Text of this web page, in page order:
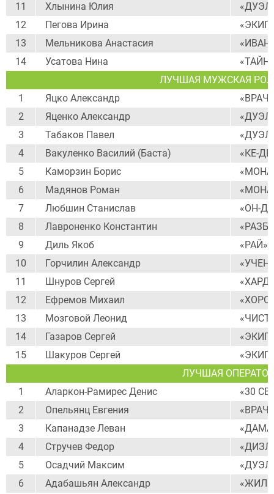
11
Хлынина Юлия
12
Пегова Ирина
13
Мельникова Анастасия
14
Усатова Нина
ЛУЧШАЯ МУЖСКАЯ
1
Яцко Александр
«ВРАЧ»
2
Яценко Александр
3
Табаков Павел
4
Вакуленко Василий (Баста)
«КЕ-
5
Каморзин Борис
6
Мадянов Роман
7
Любшин Станислав
«ОН-
8
Лавроненко Константин
9
Диль Якоб
«РАЙ»
10
Горчилин Александр
11
Шнуров Сергей
12
Ефремов Михаил
13
Мозговой Леонид
14
Газаров Сергей
15
Шакуров Сергей
ЛУЧШАЯ
1
Аларкон-Рамирес Денис
«30
2
Опельянц Евгения
«ВРАЧ»
3
Капанадзе Леван
4
Стручев Федор
5
Осадчий Максим
6
Адабашьян Александр